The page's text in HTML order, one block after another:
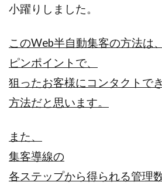
小躍りしました。
このWeb半自動集客の方法は、
ピンポイントで、
狙ったお客様にコンタクトで
方法だと思います。
また、
集客導線の
各ステップから得られる管理